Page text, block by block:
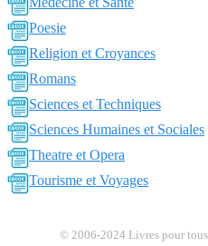
Poesie
Religion et Croyances
Romans
Sciences et Techniques
Sciences Humaines et Sociales
Theatre et Opera
Tourisme et Voyages
© 2006-2024 Livres pour